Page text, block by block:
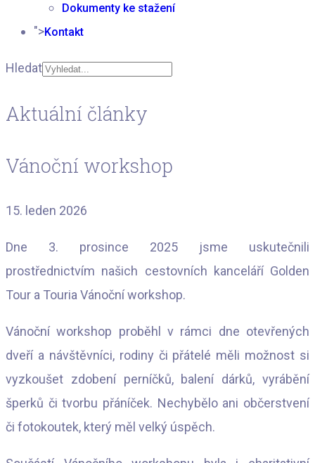
Dokumenty ke stažení
">Kontakt
Hledat
characters for results.
Aktuální články
Vánoční workshop
15. leden 2026
Dne 3. prosince 2025 jsme uskutečnili
prostřednictvím našich cestovních kanceláří Golden
Tour a Touria Vánoční workshop.
Vánoční workshop proběhl v rámci dne otevřených
dveří a návštěvníci, rodiny či přátelé měli možnost si
vyzkoušet zdobení perníčků, balení dárků, vyrábění
šperků či tvorbu přáníček. Nechybělo ani občerstvení
či fotokoutek, který měl velký úspěch.